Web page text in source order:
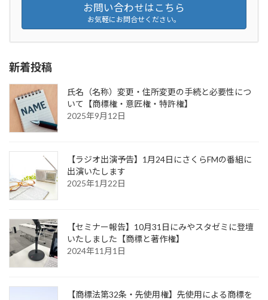
お問い合わせはこちら
お気軽にお問合せください。
新着投稿
氏名（名称）変更・住所変更の手続と必要性につ
いて【商標権・意匠権・特許権】
2025年9月12日
【ラジオ出演予告】1月24日にさくらFMの番組に
出演いたします
2025年1月22日
【セミナー報告】10月31日にみやスタゼミに登壇
いたしました【商標と著作権】
2024年11月1日
【商標法第32条・先使用権】先使用による商標を